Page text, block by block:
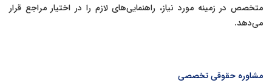
متخصص در زمینه مورد نیاز، راهنمایی‌های لازم را در اختیار مراجع قرار
می‌دهد.
مشاوره حقوقی تخصصی